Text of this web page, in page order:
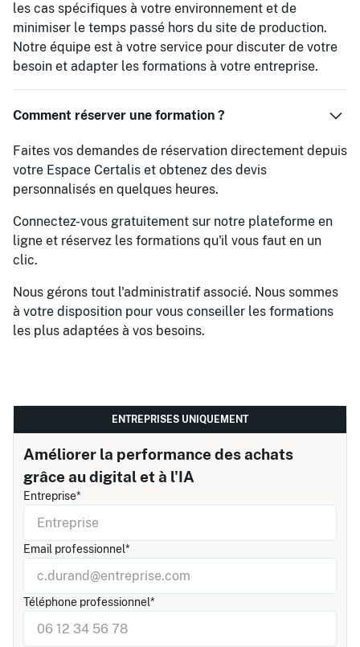
les cas spécifiques à votre environnement et de
minimiser le temps passé hors du site de production.
Notre équipe est à votre service pour discuter de votre
besoin et adapter les formations à votre entreprise.
Comment réserver une formation ?
Faites vos demandes de réservation directement depuis
votre Espace Certalis et obtenez des devis
personnalisés en quelques heures.
Connectez-vous gratuitement sur notre plateforme en
ligne et réservez les formations qu'il vous faut en un
clic.
Nous gérons tout l'administratif associé. Nous sommes
à votre disposition pour vous conseiller les formations
les plus adaptées à vos besoins.
ENTREPRISES UNIQUEMENT
Améliorer la performance des achats
grâce au digital et à l'IA
Entreprise*
Email professionnel*
Téléphone professionnel*